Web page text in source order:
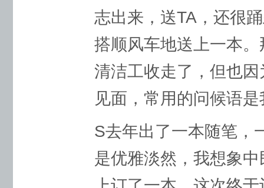
志出来，送TA，还很
搭顺风车地送上一本
清洁工收走了，但也
见面，常用的问候语
S去年出了一本随笔，
是优雅淡然，我想象